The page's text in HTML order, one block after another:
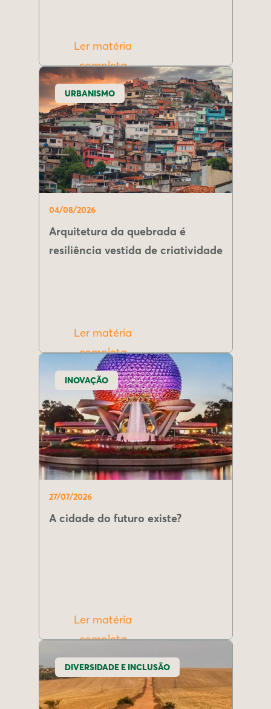
Ler matéria
completa
URBANISMO
04/08/2026
Arquitetura da quebrada é
resiliência vestida de criatividade
Ler matéria
completa
INOVAÇÃO
27/07/2026
A cidade do futuro existe?
Ler matéria
completa
DIVERSIDADE E INCLUSÃO